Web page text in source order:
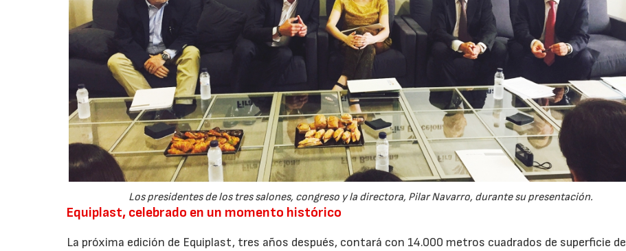
Los presidentes de los tres salones, congreso y la directora, Pilar Navarro, durante su presentación.
Equiplast, celebrado en un momento histórico
La próxima edición de Equiplast, tres años después, contará con 14.000 metros cuadrados de superficie de